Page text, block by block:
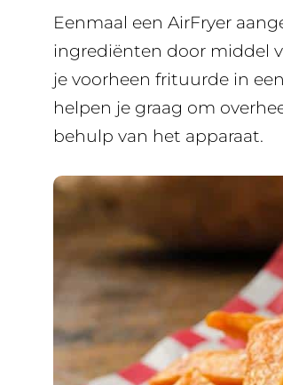
Eenmaal een AirFryer
ingrediënten door middel
je voorheen frituurde in
helpen je graag om
behulp van het apparaat.